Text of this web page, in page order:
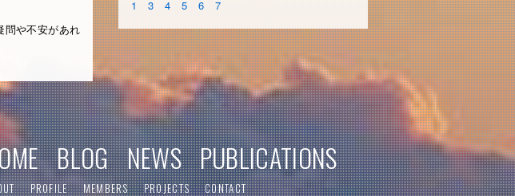
問や不安があれ
1 3 4 5 6 7
BLOG NEWS PUBLICATIONS
PROFILE MEMBERS PROJECTS CONTACT